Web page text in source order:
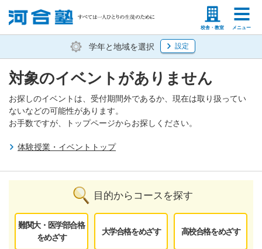
校舎・教室 メニュー
塾生の方 高等学校の先生
学年と地域を選択 設定
対象のイベントがありません
お探しのイベントは、受付期間外であるか、現在は取り扱ってい
ないなどの可能性があります。
お手数ですが、トップページからお探しください。
体験授業・イベントトップ
目的からコースを探す
難関大・医学部合格
をめざす
大学合格をめざす 高校合格をめざす